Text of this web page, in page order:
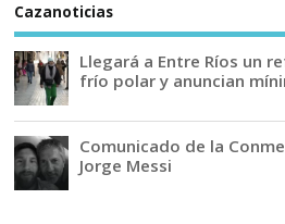
Cazanoticias
Llegará a Entre Ríos un
frío polar y anuncian
Comunicado de la
Jorge Messi